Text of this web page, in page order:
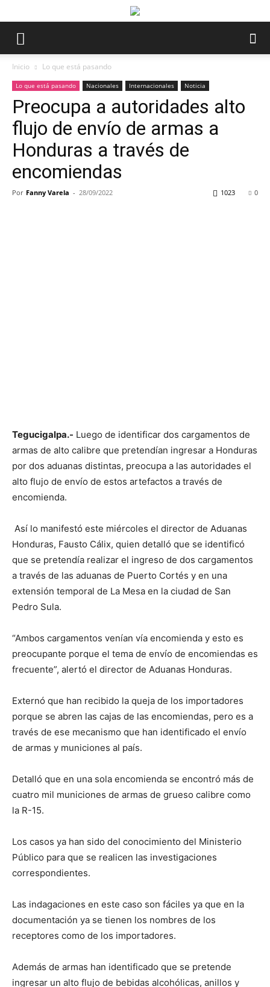
Inicio Lo que está pasando
Lo que está pasando Nacionales Internacionales Noticia
Preocupa a autoridades alto
flujo de envío de armas a
Honduras a través de
encomiendas
Por Fanny Varela - 28/09/2022 0
1023
Tegucigalpa.- Luego de identificar dos cargamentos de
armas de alto calibre que pretendían ingresar a Honduras
por dos aduanas distintas, preocupa a las autoridades el
alto flujo de envío de estos artefactos a través de
encomienda.
Así lo manifestó este miércoles el director de Aduanas
Honduras, Fausto Cálix, quien detalló que se identificó
que se pretendía realizar el ingreso de dos cargamentos
a través de las aduanas de Puerto Cortés y en una
extensión temporal de La Mesa en la ciudad de San
Pedro Sula.
“Ambos cargamentos venían vía encomienda y esto es
preocupante porque el tema de envío de encomiendas es
frecuente”, alertó el director de Aduanas Honduras.
Externó que han recibido la queja de los importadores
porque se abren las cajas de las encomiendas, pero es a
través de ese mecanismo que han identificado el envío
de armas y municiones al país.
Detalló que en una sola encomienda se encontró más de
cuatro mil municiones de armas de grueso calibre como
la R-15.
Los casos ya han sido del conocimiento del Ministerio
Público para que se realicen las investigaciones
correspondientes.
Las indagaciones en este caso son fáciles ya que en la
documentación ya se tienen los nombres de los
receptores como de los importadores.
Además de armas han identificado que se pretende
ingresar un alto flujo de bebidas alcohólicas, anillos y